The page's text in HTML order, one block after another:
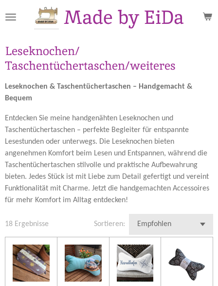
Hauptinhalt
Made by EiDa
Leseknochen/
Taschentüchertaschen/weiteres
Leseknochen & Taschentüchertaschen – Handgemacht &
Bequem
Entdecken Sie meine handgenähten Leseknochen und
Taschentüchertaschen – perfekte Begleiter für entspannte
Lesestunden oder unterwegs. Die Leseknochen bieten
angenehmen Komfort beim Lesen und Entspannen, während die
Taschentüchertaschen stilvolle und praktische Aufbewahrung
bieten. Jedes Stück ist mit Liebe zum Detail gefertigt und vereint
Funktionalität mit Charme. Jetzt die handgemachten Accessoires
für mehr Komfort im Alltag entdecken!
18 Ergebnisse Sortieren: